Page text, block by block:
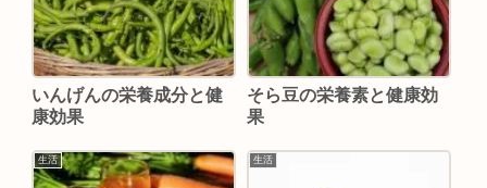
いんげんの栄養成分と健
康効果
そら豆の栄養素と健康効
果
生活 生活